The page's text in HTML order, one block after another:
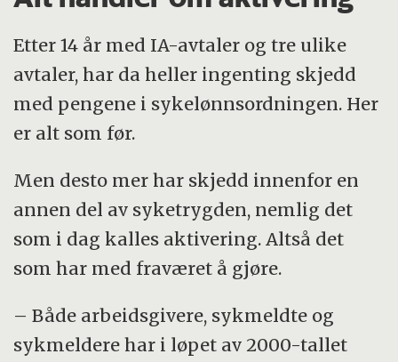
Etter 14 år med IA-avtaler og tre ulike
avtaler, har da heller ingenting skjedd
med pengene i sykelønnsordningen. Her
er alt som før.
Men desto mer har skjedd innenfor en
annen del av syketrygden, nemlig det
som i dag kalles aktivering. Altså det
som har med fraværet å gjøre.
– Både arbeidsgivere, sykmeldte og
sykmeldere har i løpet av 2000-tallet